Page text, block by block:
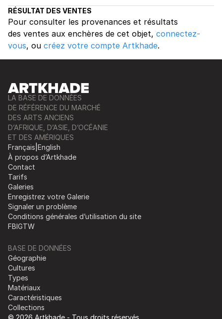
RÉSULTAT DES VENTES
Pour consulter les provenances et résultats
des ventes aux enchères de cet objet, connectez-
vous, ou créez votre compte Artkhade.
LA BASE DE DONNÉES
DE RÉFÉRENCE DU MARCHÉ
DES ARTS ANCIENS
D’AFRIQUE, D’ASIE, D’OCÉANIE
ET DES AMÉRIQUES
Français English
À propos d’Artkhade
Contact
Tarifs
Galeries
Enregistrez votre Galerie
Signaler un problème
Conditions générales d’utilisation du site
FBIGTW
BASE DE DONNÉES
Géographie
Cultures
Types
Matériaux
Caractéristiques
Collections
© 2026 Artkhade - Tous droits réservés